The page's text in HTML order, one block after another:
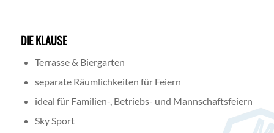
DIE KLAUSE
Terrasse & Biergarten
separate Räumlichkeiten für Feiern
ideal für Familien-, Betriebs- und Mannschaftsfeiern
Sky Sport